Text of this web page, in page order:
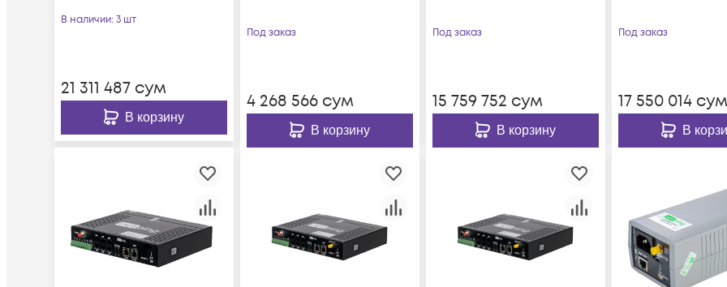
В наличии: 3 шт
21 311 487 сум
В корзину
Под заказ
4 268 566сум
В корзину
Под заказ
15 759 752 сум
В корзину
Под заказ
17 550 014сум
В